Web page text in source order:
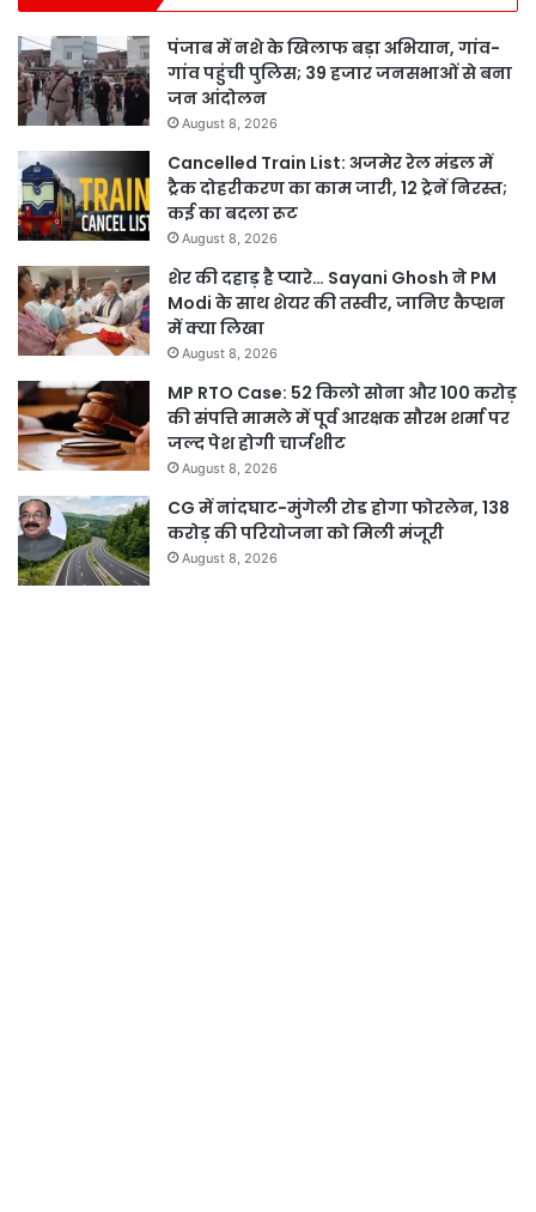
पंजाब में नशे के खिलाफ बड़ा अभियान, गांव-
गांव पहुंची पुलिस; 39 हजार जनसभाओं से बना
जन आंदोलन
August 8, 2026
Cancelled Train List: अजमेर रेल मंडल में
ट्रैक दोहरीकरण का काम जारी, 12 ट्रेनें निरस्त;
कई का बदला रूट
August 8, 2026
शेर की दहाड़ है प्यारे… Sayani Ghosh ने PM
Modi के साथ शेयर की तस्वीर, जानिए कैप्शन
में क्या लिखा
August 8, 2026
MP RTO Case: 52 किलो सोना और 100 करोड़
की संपत्ति मामले में पूर्व आरक्षक सौरभ शर्मा पर
जल्द पेश होगी चार्जशीट
August 8, 2026
CG में नांदघाट-मुंगेली रोड होगा फोरलेन, 138
करोड़ की परियोजना को मिली मंजूरी
August 8, 2026